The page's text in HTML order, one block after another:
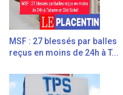
MSF : 27 blessés par balles
reçus en moins de 24h à T...